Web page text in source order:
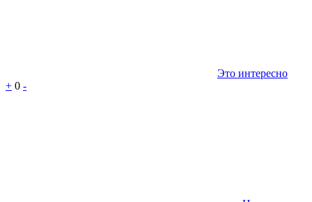
Это интересно
+ 0 -